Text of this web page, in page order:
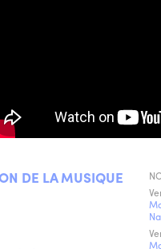
DE LA MUSIQUE